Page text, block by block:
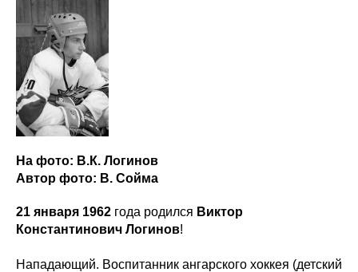
На фото: В.К. Логинов
Автор фото: В. Сойма
21 января 1962 года родился Виктор
Константинович Логинов!
Нападающий. Воспитанник ангарского хоккея (детский